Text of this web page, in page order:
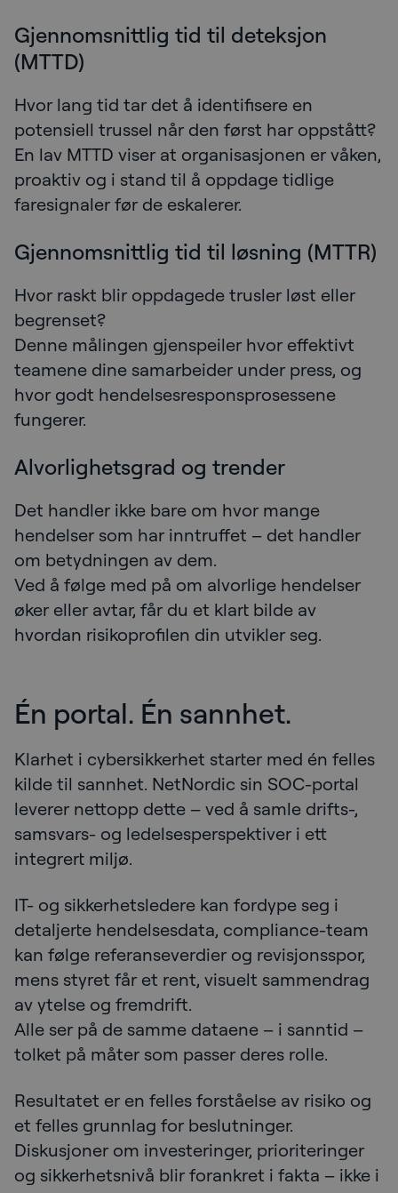
Gjennomsnittlig tid til deteksjon
(MTTD)
Hvor lang tid tar det å identifisere en
potensiell trussel når den først har oppstått?
En lav MTTD viser at organisasjonen er våken,
proaktiv og i stand til å oppdage tidlige
faresignaler før de eskalerer.
Gjennomsnittlig tid til løsning (MTTR)
Hvor raskt blir oppdagede trusler løst eller
begrenset?
Denne målingen gjenspeiler hvor effektivt
teamene dine samarbeider under press, og
hvor godt hendelsesresponsprosessene
fungerer.
Alvorlighetsgrad og trender
Det handler ikke bare om hvor mange
hendelser som har inntruffet – det handler
om betydningen av dem.
Ved å følge med på om alvorlige hendelser
øker eller avtar, får du et klart bilde av
hvordan risikoprofilen din utvikler seg.
Én portal. Én sannhet.
Klarhet i cybersikkerhet starter med én felles
kilde til sannhet. NetNordic sin SOC-portal
leverer nettopp dette – ved å samle drifts-,
samsvars- og ledelsesperspektiver i ett
integrert miljø.
IT- og sikkerhetsledere kan fordype seg i
detaljerte hendelsesdata, compliance-team
kan følge referanseverdier og revisjonsspor,
mens styret får et rent, visuelt sammendrag
av ytelse og fremdrift.
Alle ser på de samme dataene – i sanntid –
tolket på måter som passer deres rolle.
Resultatet er en felles forståelse av risiko og
et felles grunnlag for beslutninger.
Diskusjoner om investeringer, prioriteringer
og sikkerhetsnivå blir forankret i fakta – ikke i